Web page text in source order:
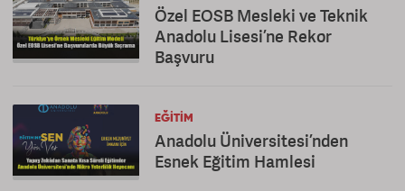
Özel EOSB Mesleki ve Teknik
Anadolu Lisesi’ne Rekor
Başvuru
EĞITIM
Anadolu Üniversitesi’nden
Esnek Eğitim Hamlesi